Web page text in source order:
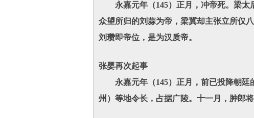
永嘉元年（145）正月，冲帝死。梁太
众望所归的刘蒜为帝，梁冀却主张立所仅
刘瓒即帝位，是为汉质帝。
张婴再次起事
永嘉元年（145）正月，前已投降朝廷
州）等地令长，占据广陵。十一月，肿郎